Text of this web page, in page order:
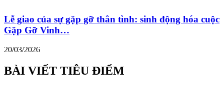
Lễ giao của sự gặp gỡ thân tình: sinh động hóa cuộc
Gặp Gỡ Vinh…
20/03/2026
BÀI VIẾT TIÊU ĐIỂM